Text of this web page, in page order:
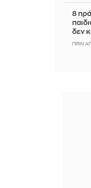
8
δεν
ΠΡΙΝ